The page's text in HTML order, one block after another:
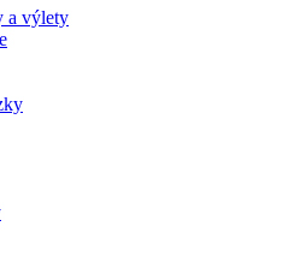
a výlety